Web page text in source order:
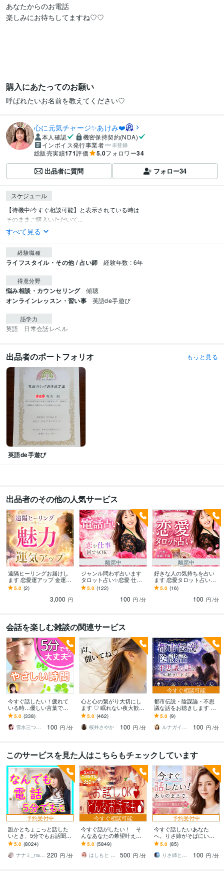
あなたからのお電話
楽しみにお待ちしてますね♡♡
購入にあたってのお願い
呼ばれたいお名前を教えてください♡
心に元気チャージ✨あけみ❤️
本人確認
機密保持契約(NDA)
インボイス発行事業者
未登録
総販売実績171評価 5.0フォロワー34
出品者に質問 フォロー34
スケジュール
【待機中/今すぐ相談可能】と表示されている時は
そのままご購入いただいて...
すべて見る
経験職種
ライフスタイル・その他 / 占い師 経験年数 : 6年
得意分野
悩み相談・カウンセリング 傾聴
オンラインレッスン・習い事 英語de手遊び
語学力
英語 日常会話レベル
出品者のポートフォリオ もっと見る
英語de手遊び
出品者のその他の人気サービス
遠隔ヒーリングお届けし
ます 恋愛運アップ 金運ア
ップ 運気アップ✨
5.0 (2)
3,000 円
離席中
ジャンル問わず占います
タロット占い✨恋愛 仕事
人間関係 夫婦 家族
5.0 (122)
100 円 /分
離席中
好きな人の気持ちを占い
ます 恋愛タロット占い♡
相手の本音♡潜在意識♡
二人の未来
5.0 (16)
100 円 /分
会話を楽しむ雑談の関連サービス
今すぐ話したい！疲れて
いる時…優しい言葉で話
します 何でもどうぞ✨愚
痴/恋愛♡/雑談/寂しい/モ
ヤモヤ/楽しい♪
5.0 (338)
雪水三つ葉☘️あったかコミュニケーション
100 円 /分
心と心の繋がり大切にし
ます ♡ 眠れない夜大歓迎
♡私もなかなか寝れない
人なの
5.0 (462)
桜井さやか
100 円 /分
今すぐ相談可能
都市伝説・陰謀論・不思
議な話をお聴きします ☘️
周りに話しづらい話題も
気軽にどうぞ☘️
5.0 (9)
ルナガイド✦ 結月 Yuzuki
100 円 /分
このサービスを見た人はこちらもチェックしています
予約受付中
誰かとちょこっと話した
いとき、5分でもお話聞き
ます 疲れた～、でもカウ
ンセリングじゃない、な
んとなく雑談聞いて～
5.0 (8024)
ナナミ_nanami 220 円 /分
今すぐ相談可能
今すぐ話がしたい！ そ
んなあなたの希望叶えま
す 今日あったことから深
刻な悩みまで☆何でも打
ち明けてください。
5.0 (5849)
はしもと ゆっこ♡救急こころの相談室
500 円 /分
予約受付中
今すぐ話したいあなた
へ。りさ姉がそばにいま
す 1人じゃない。どんな感
情も否定しない✨低音ボイ
スでゆったり
5.0 (85)
りさ姉と話すこころ整え時間
100 円 /分